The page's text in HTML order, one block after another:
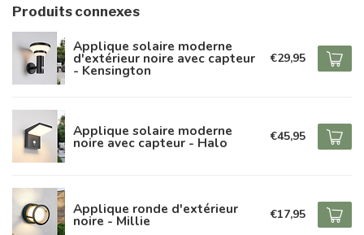
Produits connexes
Applique solaire moderne
d'extérieur noire avec capteur
- Kensington
€29,95
Applique solaire moderne
noire avec capteur - Halo €45,95
Applique ronde d'extérieur
noire - Millie €17,95